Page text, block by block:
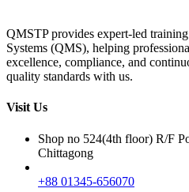
QMSTP provides expert-led
Systems (QMS), helping
excellence, compliance, and
quality standards with us.
Visit Us
Shop no 524(4th floor) R/F
Chittagong
+88 01345-656070